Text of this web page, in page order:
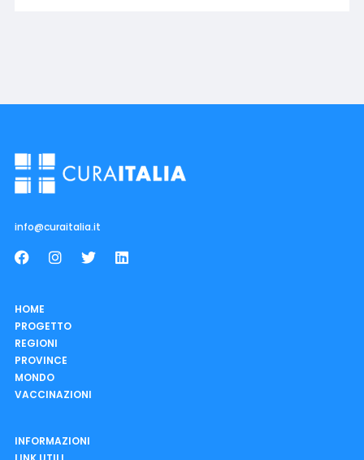
info@curaitalia.it
HOME
PROGETTO
REGIONI
PROVINCE
MONDO
VACCINAZIONI
INFORMAZIONI